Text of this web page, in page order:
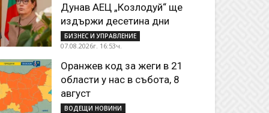
Дунав АЕЦ „Козлодуй“ ще
издържи десетина дни
БИЗНЕС И УПРАВЛЕНИЕ
07.08.2026г. 16:53ч.
Оранжев код за жеги в 21
области у нас в събота, 8
август
ВОДЕЩИ НОВИНИ